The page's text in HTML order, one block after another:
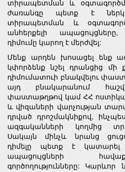
տիրապետման և
ժառանգը պետք է
տիրապետման և
անհերքելի
դիմումը կարող է մերժվել:
Մենք արդեն խոսացել ենք
կփորձենք նշել դրանցից մի
դիմումատուի բնակվելու
այդ բնակարանում
փաստաթղթով կամ ՀՀ
և վիզաների վարչության
դրված դրոշմակնիքով,
ազգականների կողմից
Սակայն մինչև նրանց
դիմելը պետք է կատարել
ապացույցների
գործողությունները: Կարևոր